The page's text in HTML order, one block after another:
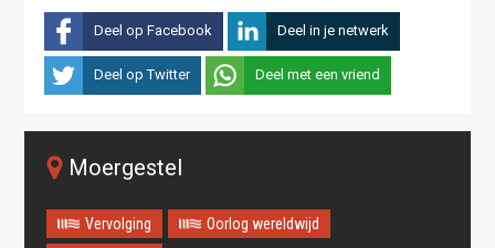
Deel op Facebook Deel in je netwerk
Deel op Twitter Deel met een vriend
Moergestel
Vervolging
Oorlog wereldwijd